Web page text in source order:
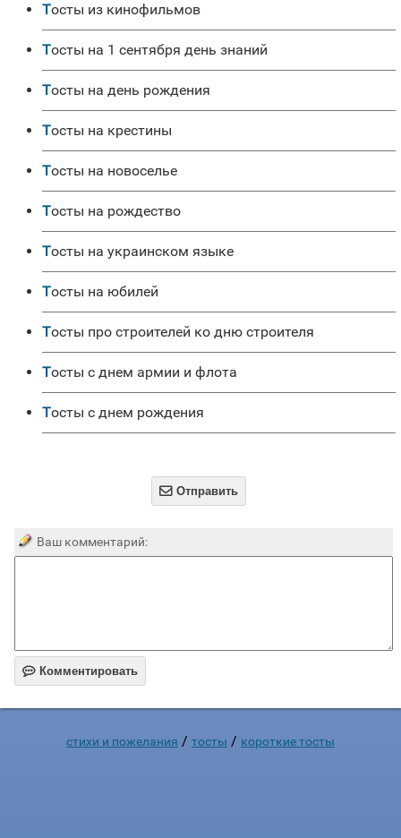
Тосты из кинофильмов
Тосты на 1 сентября день знаний
Тосты на день рождения
Тосты на крестины
Тосты на новоселье
Тосты на рождество
Тосты на украинском языке
Тосты на юбилей
Тосты про строителей ко дню строителя
Тосты с днем армии и флота
Тосты с днем рождения
 Отправить
Ваш комментарий:
 Комментировать
стихи и пожелания / тосты / короткие тосты